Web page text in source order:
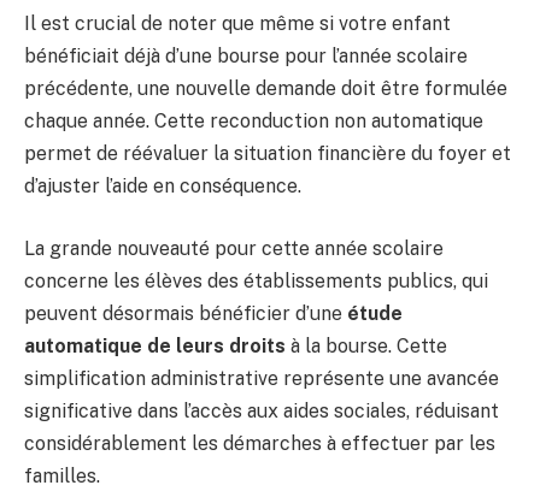
Il est crucial de noter que même si votre enfant
bénéficiait déjà d’une bourse pour l’année scolaire
précédente, une nouvelle demande doit être formulée
chaque année. Cette reconduction non automatique
permet de réévaluer la situation financière du foyer et
d’ajuster l’aide en conséquence.
La grande nouveauté pour cette année scolaire
concerne les élèves des établissements publics, qui
peuvent désormais bénéficier d’une étude
automatique de leurs droits à la bourse. Cette
simplification administrative représente une avancée
significative dans l’accès aux aides sociales, réduisant
considérablement les démarches à effectuer par les
familles.